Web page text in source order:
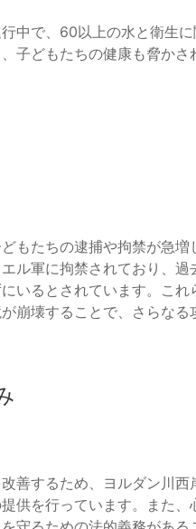
中で、60以上の水と衛生
子どもたちの健康も脅か
もたちの逮捕や拘禁が急
ル軍に拘禁されており、
いるとされています。こ
崩壊することで、さらなる
善するため、ヨルダン川
供を行っています。また